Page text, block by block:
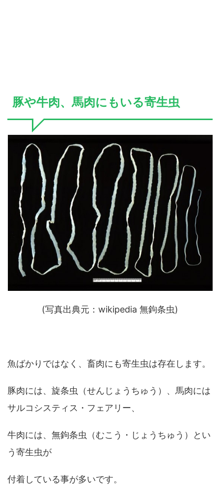
豚や牛肉、馬肉にもいる寄生虫
(写真出典元：wikipedia 無鉤条虫)
魚ばかりではなく、畜肉にも寄生虫は存在します。
豚肉には、旋条虫（せんじょうちゅう）、馬肉には
サルコシスティス・フェアリー、
牛肉には、無鉤条虫（むこう・じょうちゅう）とい
う寄生虫が
付着している事が多いです。